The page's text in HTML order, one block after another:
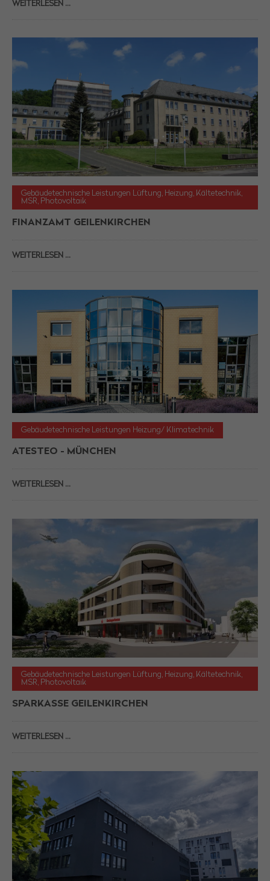
WEITERLESEN …
Gebäudetechnische Leistungen Lüftung, Heizung, Kältetechnik,
MSR, Photovoltaik
FINANZAMT GEILENKIRCHEN
WEITERLESEN …
Gebäudetechnische Leistungen Heizung/ Klimatechnik
ATESTEO - MÜNCHEN
WEITERLESEN …
Gebäudetechnische Leistungen Lüftung, Heizung, Kältetechnik,
MSR, Photovoltaik
SPARKASSE GEILENKIRCHEN
WEITERLESEN …